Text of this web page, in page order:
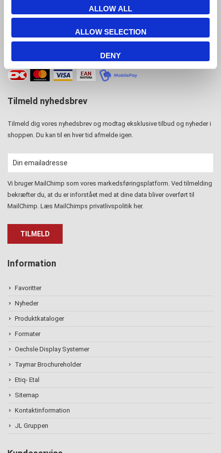
ALLOW ALL
ALLOW SELECTION
DENY
Tilmeld nyhedsbrev
Tilmeld dig vores nyhedsbrev og modtag eksklusive tilbud og nyheder i
shoppen. Du kan til en hver tid afmelde igen.
Vi bruger MailChimp som vores markedsføringsplatform. Ved tilmelding
bekræfter du, at du er inforstået med at dine data bliver overført til
MailChimp. Læs MailChimps privatlivspolitik her.
Information
Favoritter
Nyheder
Produktkataloger
Formater
Oechsle Display Systemer
Taymar Brochureholder
Etiq- Etal
Sitemap
Kontaktinformation
JL Gruppen